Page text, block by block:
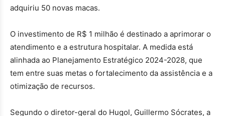
adquiriu 50 novas macas.
O investimento de R$ 1 milhão é destinado a aprimorar o
atendimento e a estrutura hospitalar. A medida está
alinhada ao Planejamento Estratégico 2024-2028, que
tem entre suas metas o fortalecimento da assistência e a
otimização de recursos.
Segundo o diretor-geral do Hugol, Guillermo Sócrates, a